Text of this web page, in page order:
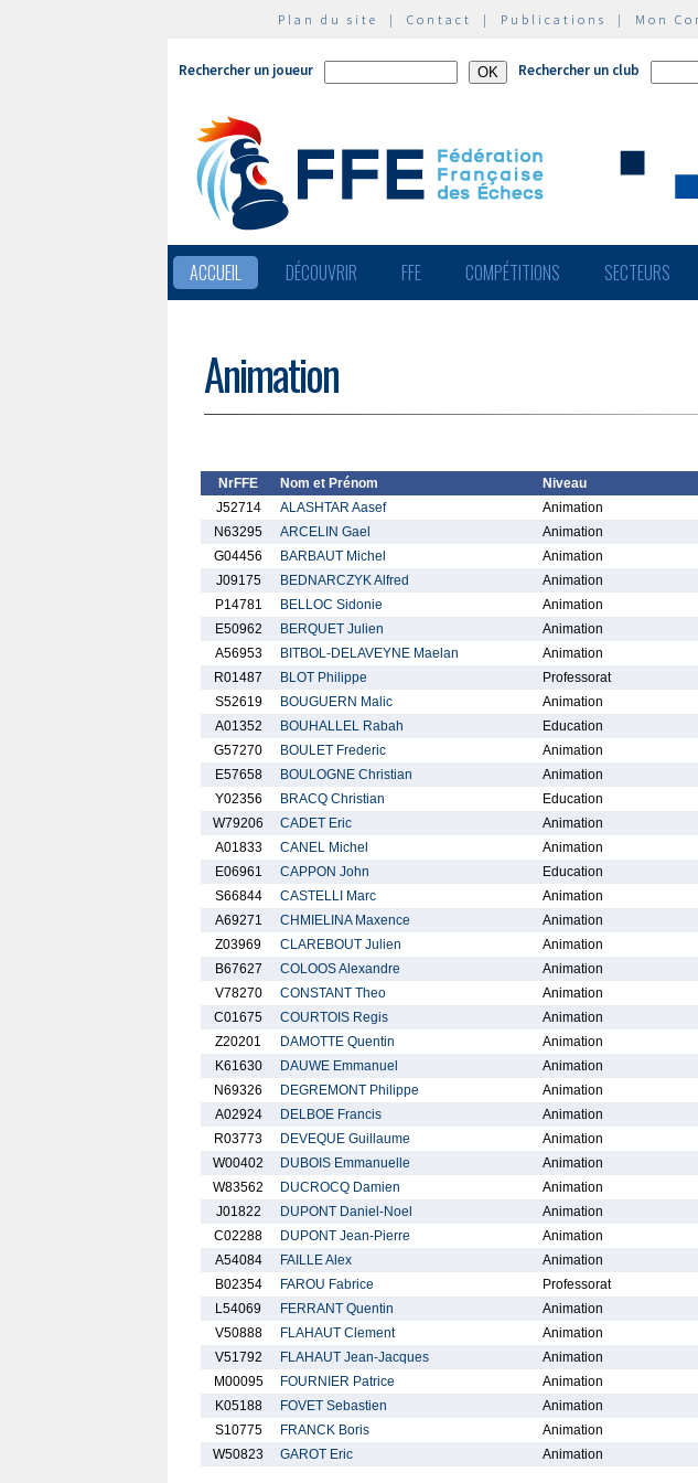
Plan du site | Contact | Publications | Mon
Rechercher un joueur Rechercher un club
ACCUEIL DÉCOUVRIR FFE COMPÉTITIONS SECTEURS
Animation
NrFFE Nom et Prénom Niveau
J52714
ALASHTAR Aasef Animation
N63295
ARCELIN Gael Animation
G04456
BARBAUT Michel Animation
J09175
BEDNARCZYK Alfred Animation
P14781
BELLOC Sidonie Animation
E50962
BERQUET Julien Animation
A56953
BITBOL-DELAVEYNE Maelan Animation
R01487
BLOT Philippe Professorat
S52619
BOUGUERN Malic Animation
A01352
BOUHALLEL Rabah Education
G57270
BOULET Frederic Animation
E57658
BOULOGNE Christian Animation
Y02356
BRACQ Christian Education
W79206
CADET Eric Animation
A01833
CANEL Michel Animation
E06961
CAPPON John Education
S66844
CASTELLI Marc Animation
A69271
CHMIELINA Maxence Animation
Z03969
CLAREBOUT Julien Animation
B67627
COLOOS Alexandre Animation
V78270
CONSTANT Theo Animation
C01675
COURTOIS Regis Animation
Z20201
DAMOTTE Quentin Animation
K61630
DAUWE Emmanuel Animation
N69326
DEGREMONT Philippe Animation
A02924
DELBOE Francis Animation
R03773
DEVEQUE Guillaume Animation
W00402
DUBOIS Emmanuelle Animation
W83562
DUCROCQ Damien Animation
J01822
DUPONT Daniel-Noel Animation
C02288
DUPONT Jean-Pierre Animation
A54084
FAILLE Alex Animation
B02354
FAROU Fabrice Professorat
L54069
FERRANT Quentin Animation
V50888
FLAHAUT Clement Animation
V51792
FLAHAUT Jean-Jacques Animation
M00095
FOURNIER Patrice Animation
K05188
FOVET Sebastien Animation
S10775
FRANCK Boris Animation
W50823
GAROT Eric Animation